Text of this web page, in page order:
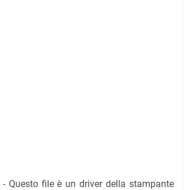
- Questo file è un driver della stampante